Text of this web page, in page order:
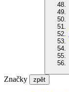
Značky zpět